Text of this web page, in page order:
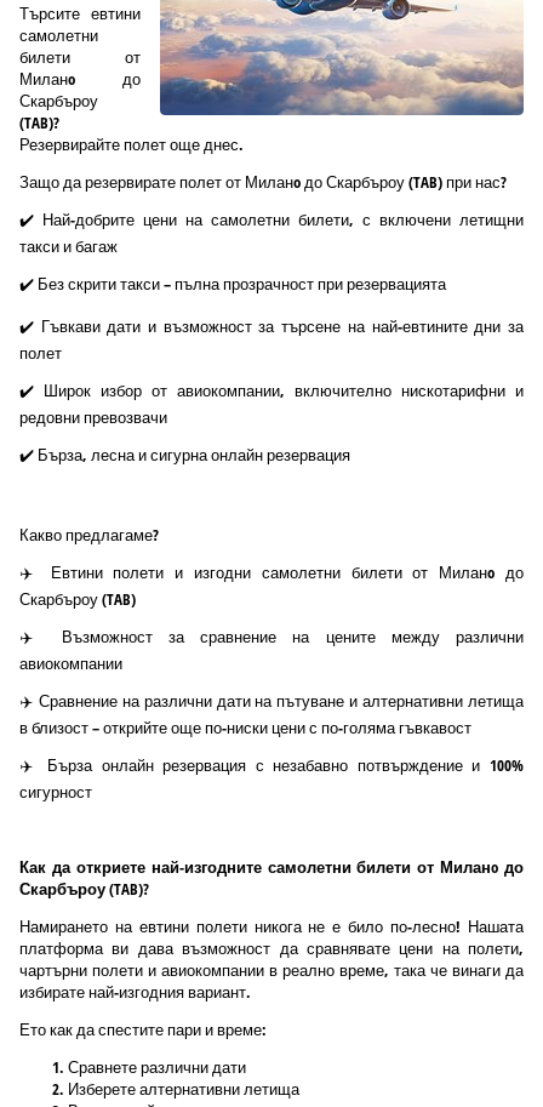
Търсите евтини
самолетни
билети от
Миланo до
Скарбъроу
(TAB)?
Резервирайте полет още днес.
Защо да резервирате полет от Миланo до Скарбъроу (TAB) при нас?
✔️ Най-добрите цени на самолетни билети, с включени летищни
такси и багаж
✔️ Без скрити такси – пълна прозрачност при резервацията
✔️ Гъвкави дати и възможност за търсене на най-евтините дни за
полет
✔️ Широк избор от авиокомпании, включително нискотарифни и
редовни превозвачи
✔️ Бърза, лесна и сигурна онлайн резервация
Какво предлагаме?
✈️ Евтини полети и изгодни самолетни билети от Миланo до
Скарбъроу (TAB)
✈️ Възможност за сравнение на цените между различни
авиокомпании
✈️ Сравнение на различни дати на пътуване и алтернативни летища
в близост – открийте още по-ниски цени с по-голяма гъвкавост
✈️ Бърза онлайн резервация с незабавно потвърждение и 100%
сигурност
Как да откриете най-изгодните самолетни билети от Миланo до
Скарбъроу (TAB)?
Намирането на евтини полети никога не е било по-лесно! Нашата
платформа ви дава възможност да сравнявате цени на полети,
чартърни полети и авиокомпании в реално време, така че винаги да
избирате най-изгодния вариант.
Ето как да спестите пари и време:
Сравнете различни дати
Изберете алтернативни летища